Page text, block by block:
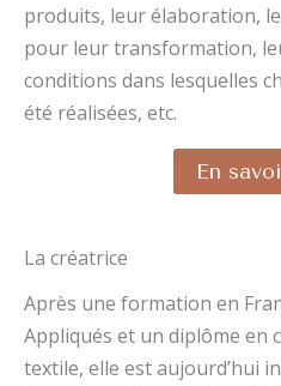
produits, leur élaboration,
pour leur transformation,
conditions dans lesquelles
été réalisées, etc.
En
La créatrice
Après une formation en
Appliqués et un diplôme en
textile, elle est aujourd’hui